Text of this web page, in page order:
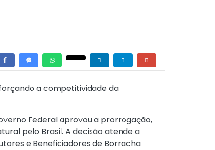
a competitividade da
Federal aprovou a prorrogação,
pelo Brasil. A decisão atende a
e Beneficiadores de Borracha